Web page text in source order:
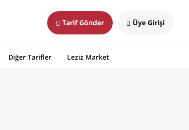
Tarif Gönder Üye Girişi
Diğer Tarifler Leziz Market